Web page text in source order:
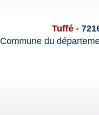
Tuffé -
Commune du